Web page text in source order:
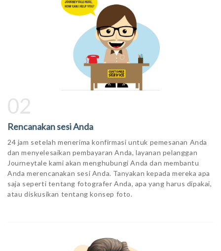
02
Rencanakan sesi Anda
24 jam setelah menerima konfirmasi untuk pemesanan Anda
dan menyelesaikan pembayaran Anda, layanan pelanggan
Journeytale kami akan menghubungi Anda dan membantu
Anda merencanakan sesi Anda. Tanyakan kepada mereka apa
saja seperti tentang fotografer Anda, apa yang harus dipakai,
atau diskusikan tentang konsep foto.